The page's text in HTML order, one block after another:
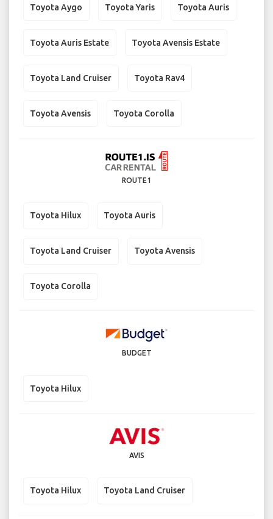
Toyota Aygo Toyota Yaris Toyota Auris
Toyota Auris Estate Toyota Avensis Estate
Toyota Land Cruiser Toyota Rav4
Toyota Avensis Toyota Corolla
ROUTE1
Toyota Hilux Toyota Auris
Toyota Land Cruiser Toyota Avensis
Toyota Corolla
BUDGET
Toyota Hilux
AVIS
Toyota Hilux Toyota Land Cruiser